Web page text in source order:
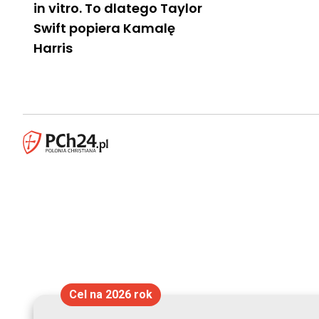
in vitro. To dlatego Taylor
Swift popiera Kamalę
Harris
Cel na 2026 rok